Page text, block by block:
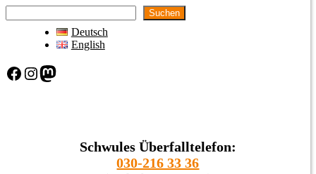
Suchen
Deutsch
English
Facebook Instagram Mastodon
Schwules Überfalltelefon:
030-216 33 36